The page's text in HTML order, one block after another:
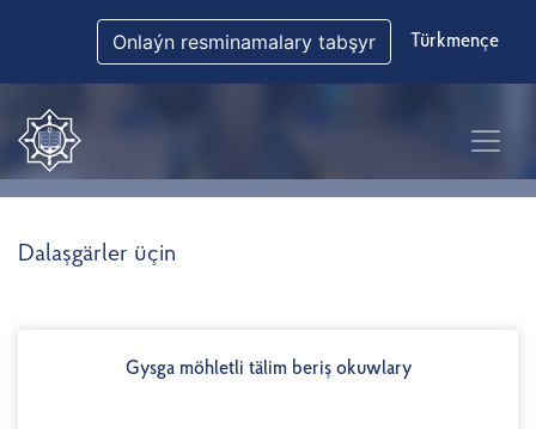
Onlaýn resminamalary tabşyr Türkmençe
Dalaşgärler üçin
Gysga möhletli tälim beriş okuwlary